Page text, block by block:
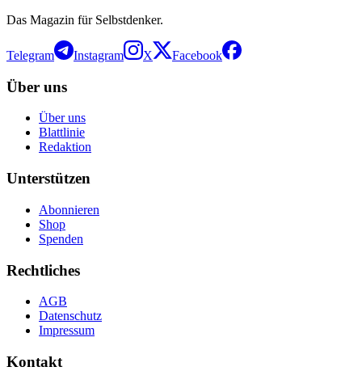
Das Magazin für Selbstdenker.
Telegram Instagram X Facebook
Über uns
Über uns
Blattlinie
Redaktion
Unterstützen
Abonnieren
Shop
Spenden
Rechtliches
AGB
Datenschutz
Impressum
Kontakt